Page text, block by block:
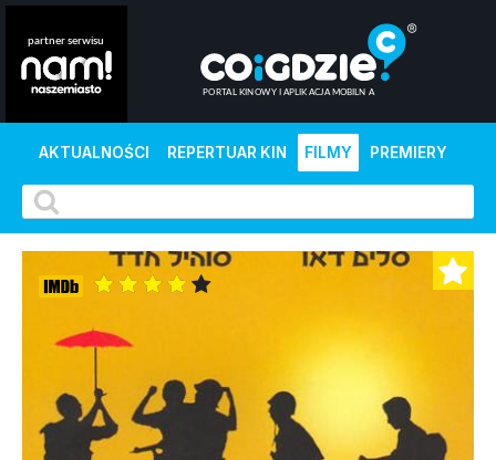
AKTUALNOŚCI REPERTUAR KIN FILMY PREMIERY